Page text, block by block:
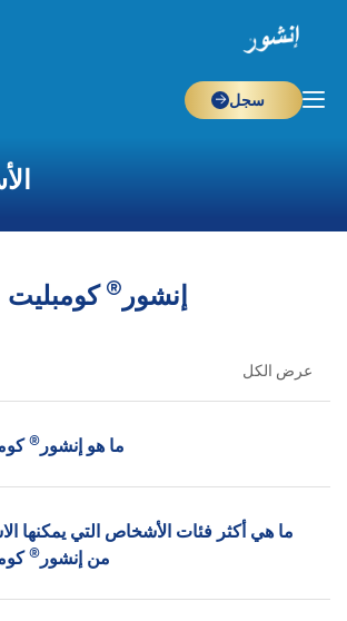
سجل
إنشور ® كومبليت
عرض الكل
ما هو إنشور®
ما هي أكثر فئات الأشخاص التي يمكنها
من إنشور®